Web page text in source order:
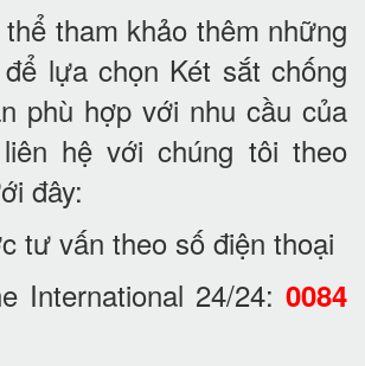
tham khảo thêm những
lựa chọn Két sắt chống
phù hợp với nhu cầu của
hệ với chúng tôi theo
đây:
vấn theo số điện thoại
24/24: 0084